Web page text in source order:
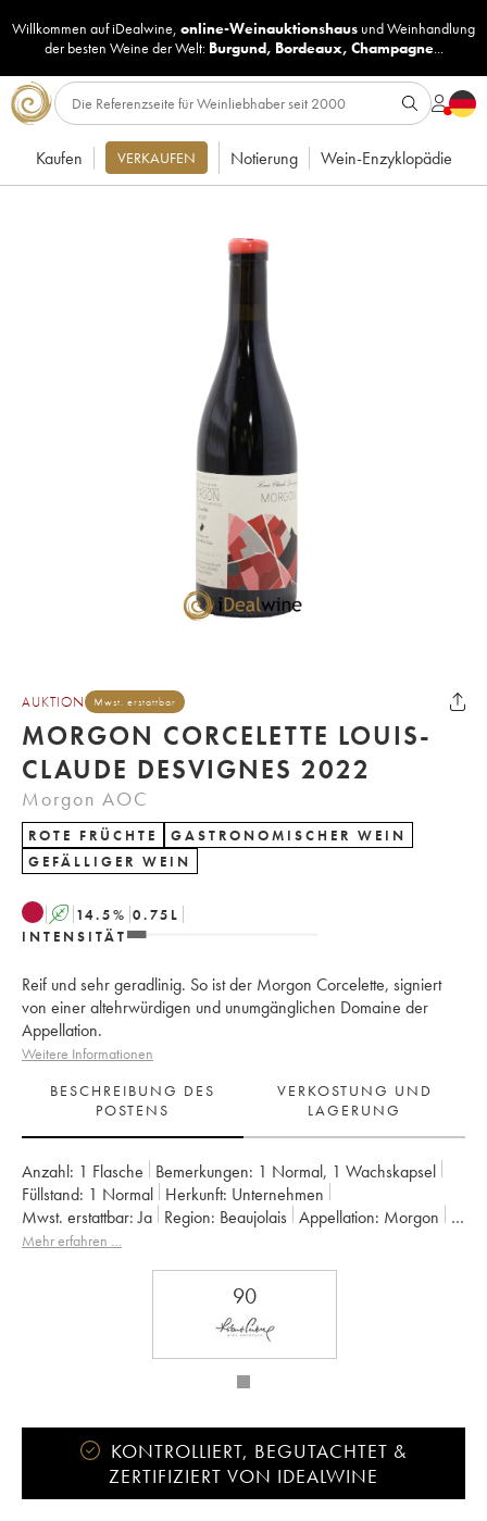
Willkommen auf iDealwine, online-Weinauktionshaus undWeinhandlung
der besten Weine der Welt: Burgund, Bordeaux, Champagne...
Kaufen VERKAUFEN Notierung Wein-Enzyklopädie
AUKTION Mwst. erstattbar
MORGON CORCELETTE LOUIS-
CLAUDE DESVIGNES 2022
Morgon AOC
ROTE FRÜCHTE
GASTRONOMISCHER WEIN
GEFÄLLIGER WEIN
A 14.5% 0.75 L
INTENSITÄT
Reif und sehr geradlinig. So ist der Morgon Corcelette, signiert
von einer altehrwürdigen und unumgänglichen Domaine der
Appellation.
Weitere Informationen
BESCHREIBUNG DES
POSTENS
VERKOSTUNG UND
LAGERUNG
Anzahl: 1 Flasche Bemerkungen: 1 Normal, 1 Wachskapsel
Füllstand: 1 Normal Herkunft:
unternehmen
Mwst. erstattbar: ja Region: Beaujolais Appellation:
Morgon
Eigentümer: Louis-Claude Desvignes
Mehr erfahren …
90
KONTROLLIERT, BEGUTACHTET &
ZERTIFIZIERT VON IDEALWINE